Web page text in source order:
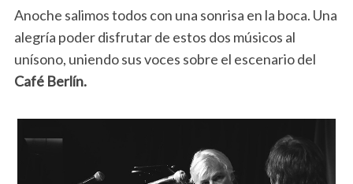
Anoche salimos todos con una sonrisa en la boca. Una
alegría poder disfrutar de estos dos músicos al
unísono, uniendo sus voces sobre el escenario del
Café Berlín.